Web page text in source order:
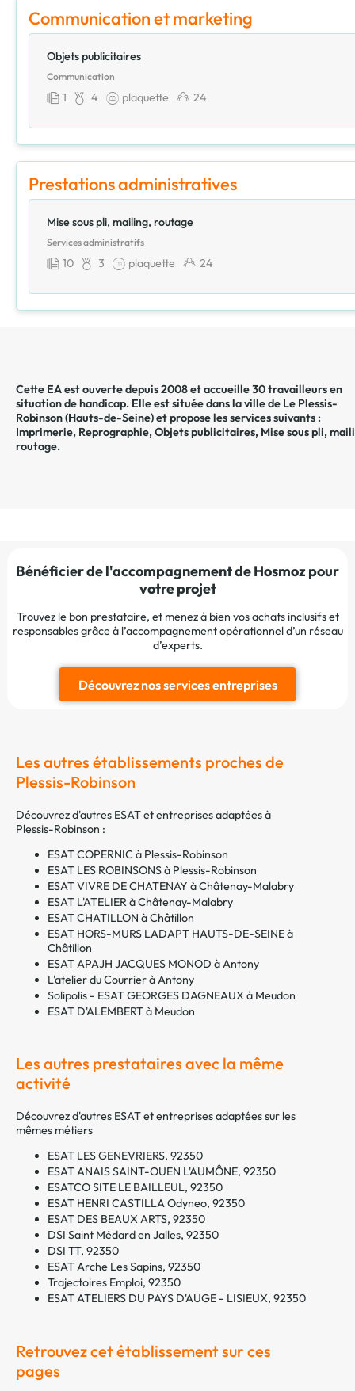
Communication et marketing
Objets publicitaires
Communication
1 4 plaquette 24
Prestations administratives
Mise sous pli, mailing, routage
Services administratifs
10 3 plaquette 24
Cette EA est ouverte depuis 2008 et accueille 30 travailleurs en
situation de handicap. Elle est située dans la ville de Le Plessis-
Robinson(Hauts-de-Seine) et propose les services suivants :
Imprimerie, Reprographie,Objets publicitaires, Mise sous pli,
routage.
Bénéficier de l'accompagnement de Hosmoz pour
votre projet
Trouvez le bon prestataire, et menez à bien vos achats inclusifs et
responsables grâce à l’accompagnement opérationnel d’un réseau
d’experts.
Découvrez nos services entreprises
Les autres établissements proches de
Plessis-Robinson
Découvrez d'autres ESAT et entreprises adaptées à
Plessis-Robinson :
ESAT COPERNIC à Plessis-Robinson
ESAT LES ROBINSONS à Plessis-Robinson
ESAT VIVRE DE CHATENAY à Châtenay-Malabry
ESAT L'ATELIER à Châtenay-Malabry
ESAT CHATILLON à Châtillon
ESAT HORS-MURS LADAPT HAUTS-DE-SEINE à
Châtillon
ESAT APAJH JACQUES MONOD à Antony
L'atelier du Courrier à Antony
Solipolis - ESAT GEORGES DAGNEAUX à Meudon
ESAT D'ALEMBERT à Meudon
Les autres prestataires avec la même
activité
Découvrez d'autres ESAT et entreprises adaptées sur les
mêmes métiers
ESAT LES GENEVRIERS, 92350
ESAT ANAIS SAINT-OUEN L'AUMÔNE, 92350
ESATCO SITE LE BAILLEUL, 92350
ESAT HENRI CASTILLA Odyneo, 92350
ESAT DES BEAUX ARTS, 92350
DSI Saint Médard en Jalles, 92350
DSI TT, 92350
ESAT Arche Les Sapins, 92350
Trajectoires Emploi, 92350
ESAT ATELIERS DU PAYS D'AUGE - LISIEUX, 92350
Retrouvez cet établissement sur ces
pages